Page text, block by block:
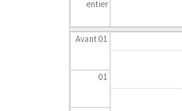
entier
Avant 01
01